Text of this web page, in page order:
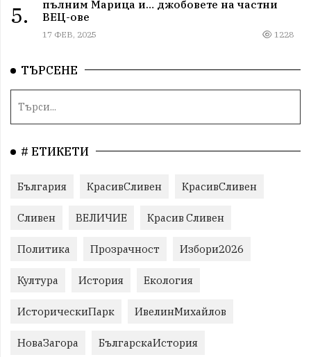
5.
пълним Марица и… джобовете на частни
ВЕЦ-ове
17 ФЕВ, 2025 1228
ТЪРСЕНЕ
# ЕТИКЕТИ
България КрасивСливен КрасивСливен
Сливен ВЕЛИЧИЕ Красив Сливен
Политика Прозрачност Избори2026
Култура История Екология
ИсторическиПарк ИвелинМихайлов
НоваЗагора БългарскаИстория